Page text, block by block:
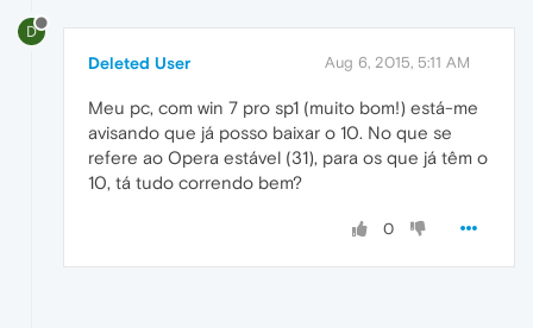
D
Deleted User Aug 6, 2015, 5:11 AM
Meu pc, com win 7 pro sp1 (muito bom!) está-me
avisando que já posso baixar o 10. No que se
refere ao Opera estável (31), para os que já têm o
10, tá tudo correndo bem?
0